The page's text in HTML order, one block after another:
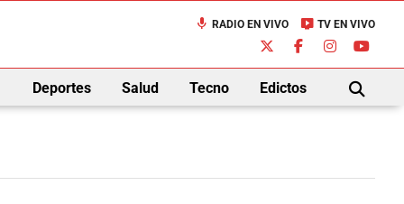
mic RADIO EN VIVO live_tv TV EN VIVO
Deportes Salud Tecno Edictos
BUSCAR